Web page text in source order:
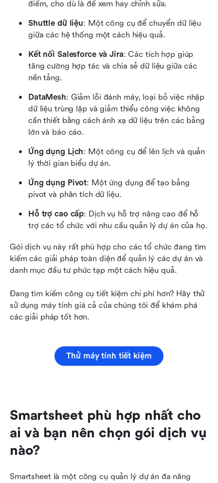
điểm, cho dù là để xem hay chỉnh sửa.
Shuttle dữ liệu: Một công cụ để chuyển dữ liệu
giữa các hệ thống một cách hiệu quả.
Kết nối Salesforce và Jira: Các tích hợp giúp
tăng cường hợp tác và chia sẻ dữ liệu giữa các
nền tảng.
DataMesh: Giảm lỗi đánh máy, loại bỏ việc nhập
dữ liệu trùng lặp và giảm thiểu công việc không
cần thiết bằng cách ánh xạ dữ liệu trên các bảng
lớn và báo cáo.
Ứng dụng Lịch: Một công cụ để lên lịch và quản
lý thời gian biểu dự án.
Ứng dụng Pivot: Một ứng dụng để tạo bảng
pivot và phân tích dữ liệu.
Hỗ trợ cao cấp: Dịch vụ hỗ trợ nâng cao để hỗ
trợ các tổ chức với nhu cầu quản lý dự án của họ.
Gói dịch vụ này rất phù hợp cho các tổ chức đang tìm
kiếm các giải pháp toàn diện để quản lý các dự án và
danh mục đầu tư phức tạp một cách hiệu quả.
Đang tìm kiếm công cụ tiết kiệm chi phí hơn? Hãy thử
sử dụng máy tính giá cả của chúng tôi để khám phá
các giải pháp tốt hơn.
Thử máy tính tiết kiệm
Smartsheet phù hợp nhất cho
ai và bạn nên chọn gói dịch vụ
nào?
Smartsheet là một công cụ quản lý dự án đa năng